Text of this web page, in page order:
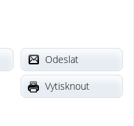
Odeslat
Vytisknout